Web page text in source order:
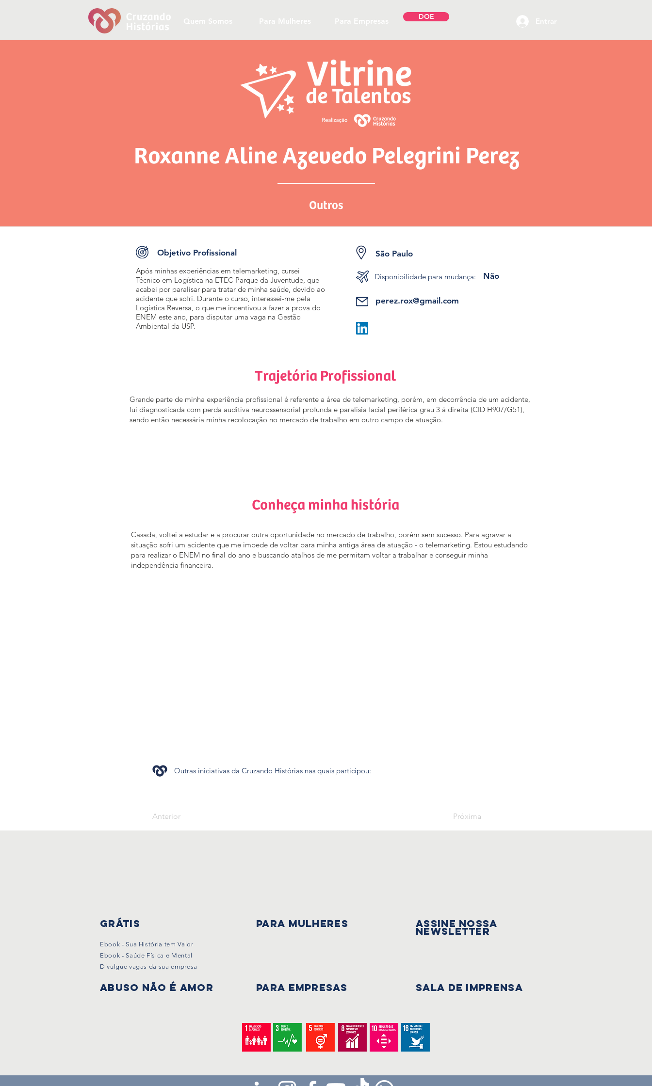
DOE
Roxanne Aline Azevedo Pelegrini Perez
Outros
São Paulo
Objetivo Profissional
Após minhas experiências em telemarketing, cursei
Técnico em Logística na ETEC Parque da Juventude, que
acabei por paralisar para tratar de minha saúde, devido ao
acidente que sofri. Durante o curso, interessei-me pela
Logística Reversa, o que me incentivou a fazer a prova do
ENEM este ano, para disputar uma vaga na Gestão
Ambiental da USP.
Disponibilidade para mudança: Não
perez.rox@gmail.com
Trajetória Profissional
Grande parte de minha experiência profissional é referente a área de telemarketing, porém, em decorrência de um acidente,
fui diagnosticada com perda auditiva neurossensorial profunda e paralisia facial periférica grau 3 à direita (CID H907/G51),
sendo então necessária minha recolocação no mercado de trabalho em outro campo de atuação.
Conheça minha história
Casada, voltei a estudar e a procurar outra oportunidade no mercado de trabalho, porém sem sucesso. Para agravar a
situação sofri um acidente que me impede de voltar para minha antiga área de atuação - o telemarketing. Estou estudando
para realizar o ENEM no final do ano e buscando atalhos de me permitam voltar a trabalhar e conseguir minha
independência financeira.
Outras iniciativas da Cruzando Histórias nas quais participou:
Anterior Próxima
Grátis PARA mulheres Assine nossa
Newsletter
Ebook - Sua História tem Valor
Ebook - Saúde Física e Mental
Divulgue vagas da sua empresa
Abuso não é amor PARA EMPRESAS Sala de Imprensa